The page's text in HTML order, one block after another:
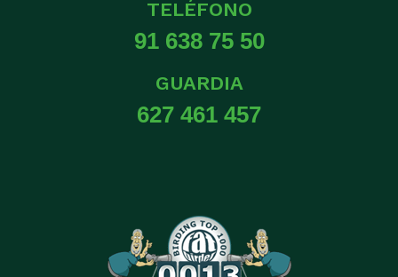
TELÉFONO
91 638 75 50
GUARDIA
627 461 457